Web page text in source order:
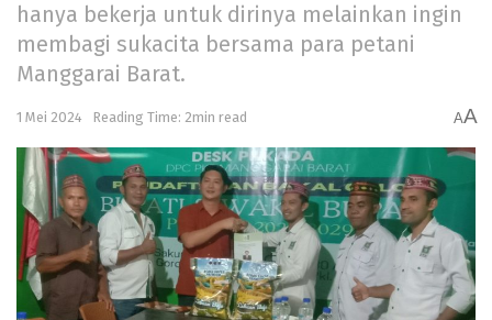
hanya bekerja untuk dirinya melainkan ingin
membagi sukacita bersama para petani
Manggarai Barat.
1 Mei 2024 Reading Time: 2min read AA